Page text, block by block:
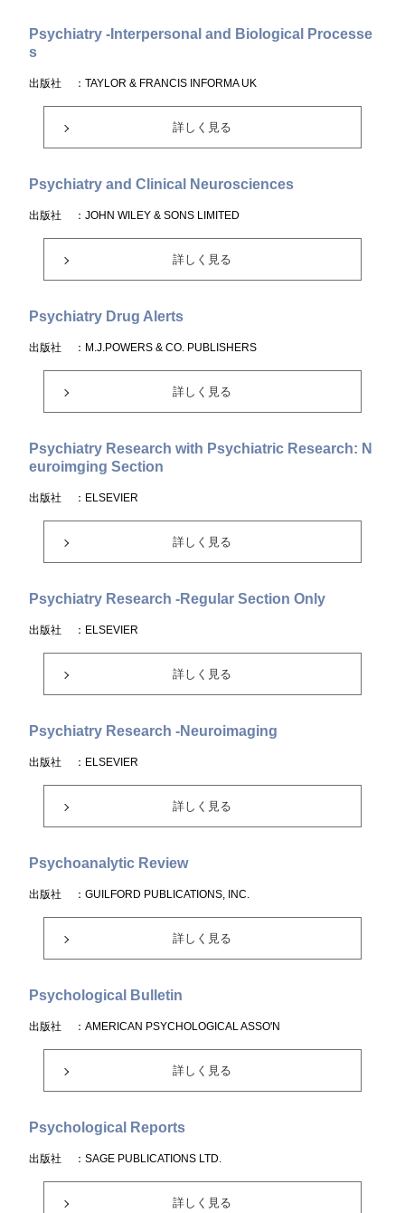
Psychiatry -Interpersonal and Biological Processe
s
出版社 ：TAYLOR & FRANCIS INFORMA UK
詳しく見る
Psychiatry and Clinical Neurosciences
出版社 ：JOHN WILEY & SONS LIMITED
詳しく見る
Psychiatry Drug Alerts
出版社 ：M.J.POWERS & CO. PUBLISHERS
詳しく見る
Psychiatry Research with Psychiatric Research: N
euroimging Section
出版社 ：ELSEVIER
詳しく見る
Psychiatry Research -Regular Section Only
出版社 ：ELSEVIER
詳しく見る
Psychiatry Research -Neuroimaging
出版社 ：ELSEVIER
詳しく見る
Psychoanalytic Review
出版社 ：GUILFORD PUBLICATIONS, INC.
詳しく見る
Psychological Bulletin
出版社 ：AMERICAN PSYCHOLOGICAL ASSO'N
詳しく見る
Psychological Reports
出版社 ：SAGE PUBLICATIONS LTD.
詳しく見る